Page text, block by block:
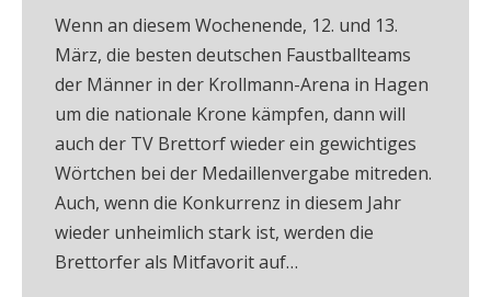
Wenn an diesem Wochenende, 12. und 13.
März, die besten deutschen Faustballteams
der Männer in der Krollmann-Arena in Hagen
um die nationale Krone kämpfen, dann will
auch der TV Brettorf wieder ein gewichtiges
Wörtchen bei der Medaillenvergabe mitreden.
Auch, wenn die Konkurrenz in diesem Jahr
wieder unheimlich stark ist, werden die
Brettorfer als Mitfavorit auf…